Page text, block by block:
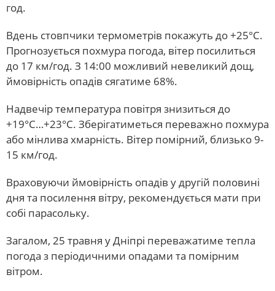
год.
Вдень стовпчики термометрів покажуть до +25°С.
Прогнозується похмура погода, вітер посилиться
до 17 км/год. З 14:00 можливий невеликий дощ,
ймовірність опадів сягатиме 68%.
Надвечір температура повітря знизиться до
+19°С…+23°С. Зберігатиметься переважно похмура
або мінлива хмарність. Вітер помірний, близько 9-
15 км/год.
Враховуючи ймовірність опадів у другій половині
дня та посилення вітру, рекомендується мати при
собі парасольку.
Загалом, 25 травня у Дніпрі переважатиме тепла
погода з періодичними опадами та помірним
вітром.